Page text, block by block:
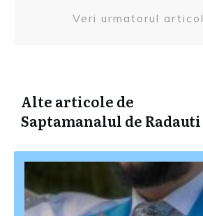
Veri urmatorul articol
Alte articole de
Saptamanalul de Radauti